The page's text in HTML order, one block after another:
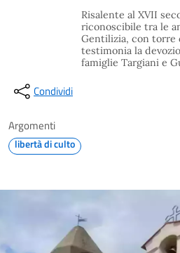
Risalente al XVII
riconoscibile tra le
Gentilizia, con torre
testimonia la
famiglie Targiani e
Condividi
Argomenti
libertà di culto